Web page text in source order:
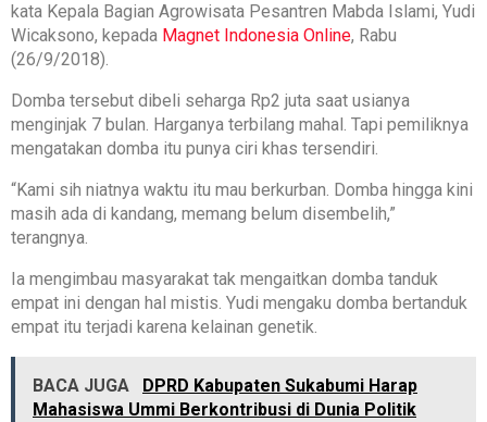
kata Kepala Bagian Agrowisata Pesantren Mabda Islami, Yudi
Wicaksono, kepada Magnet Indonesia Online, Rabu
(26/9/2018).
Domba tersebut dibeli seharga Rp2 juta saat usianya
menginjak 7 bulan. Harganya terbilang mahal. Tapi pemiliknya
mengatakan domba itu punya ciri khas tersendiri.
“Kami sih niatnya waktu itu mau berkurban. Domba hingga kini
masih ada di kandang, memang belum disembelih,”
terangnya.
Ia mengimbau masyarakat tak mengaitkan domba tanduk
empat ini dengan hal mistis. Yudi mengaku domba bertanduk
empat itu terjadi karena kelainan genetik.
BACA JUGA
DPRD Kabupaten Sukabumi Harap
Mahasiswa Ummi Berkontribusi di Dunia Politik